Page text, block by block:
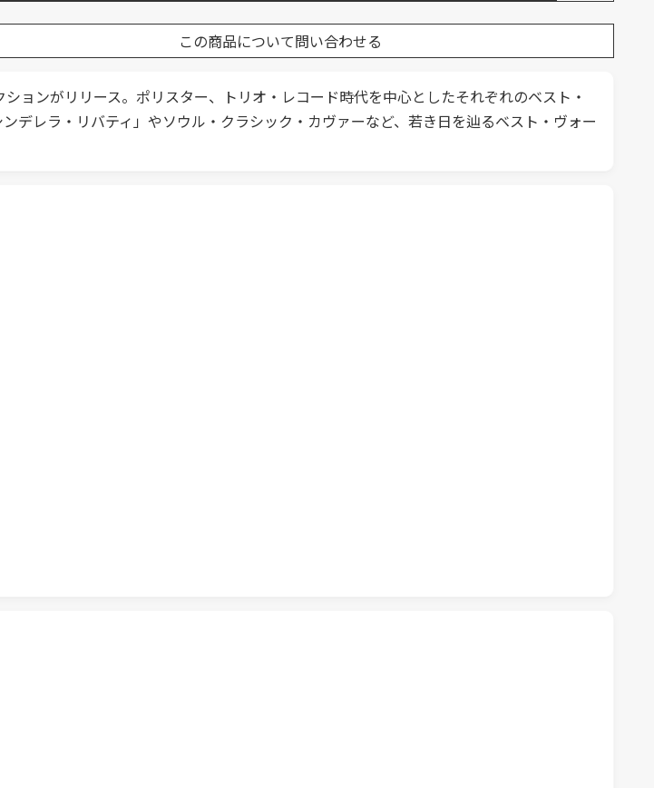
この商品について問い合わせる
ョンがリリース。ポリスター、トリオ・レコード時代を中心としたそれぞれのベスト・
デレラ・リバティ」やソウル・クラシック・カヴァーなど、若き日を辿るベスト・ヴォー